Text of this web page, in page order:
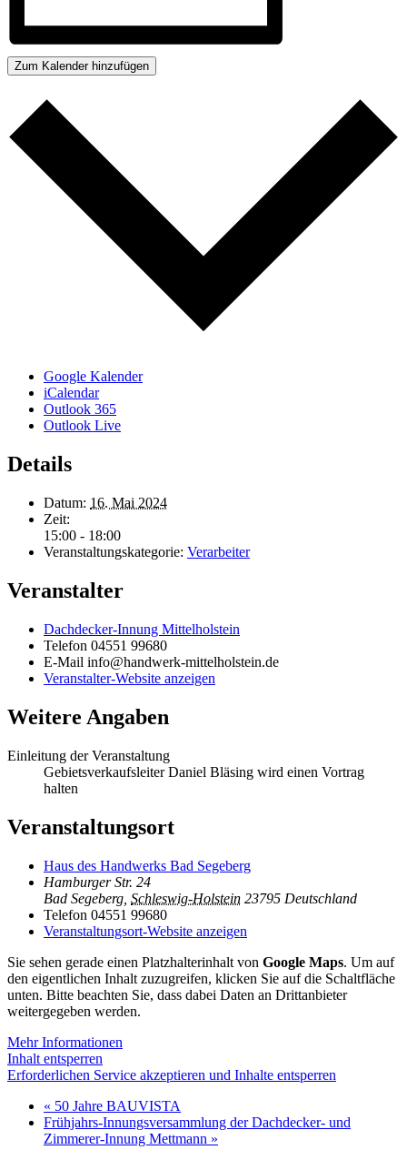
Zum Kalender hinzufügen
Google Kalender
iCalendar
Outlook 365
Outlook Live
Details
Datum: 16. Mai 2024
Zeit:
15:00 - 18:00
Veranstaltungskategorie: Verarbeiter
Veranstalter
Dachdecker-Innung Mittelholstein
Telefon 04551 99680
E-Mail info@handwerk-mittelholstein.de
Veranstalter-Website anzeigen
Weitere Angaben
Einleitung der Veranstaltung
Gebietsverkaufsleiter Daniel Bläsing wird einen Vortrag
halten
Veranstaltungsort
Haus des Handwerks Bad Segeberg
Hamburger Str. 24
Bad Segeberg Schleswig-Holstein 23795 Deutschland
Telefon 04551 99680
Veranstaltungsort-Website anzeigen
Sie sehen gerade einen Platzhalterinhalt von Google Maps. Um auf
den eigentlichen Inhalt zuzugreifen, klicken Sie auf die Schaltfläche
unten. Bitte beachten Sie, dass dabei Daten an Drittanbieter
weitergegeben werden.
Mehr Informationen
Inhalt entsperren
Erforderlichen Service akzeptieren und Inhalte entsperren
« 50 Jahre BAUVISTA
Frühjahrs-Innungsversammlung der Dachdecker- und
Zimmerer-Innung Mettmann »